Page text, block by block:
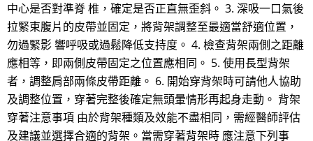
中心是否對準脊 椎，確定是否正直無歪斜。 3. 深吸一口氣後
拉緊束腹片的皮帶並固定，將背架調整至最適當舒適位置，
勿過緊影 響呼吸或過鬆降低支持度。 4. 檢查背架兩側之距離
應相等，即兩側皮帶固定之位置應相同。 5. 使用長型背架
者，調整肩部兩條皮帶距離。 6. 開始穿背架時可請他人協助
及調整位置，穿著完整後確定無頭暈情形再起身走動。 背架
穿著注意事項 由於背架種類及效能不盡相同，需經醫師評估
及建議並選擇合適的背架。當需穿著背架時 應注意下列事